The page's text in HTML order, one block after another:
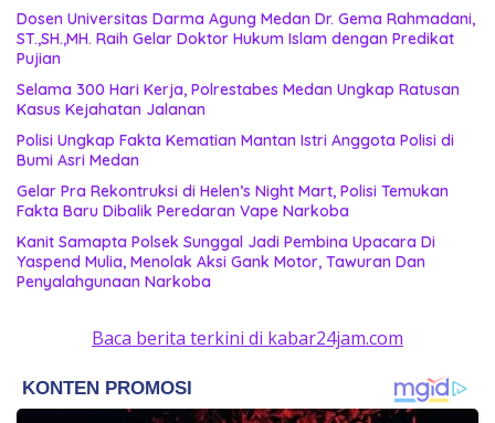
Dosen Universitas Darma Agung Medan Dr. Gema Rahmadani,
ST.,SH.,MH. Raih Gelar Doktor Hukum Islam dengan Predikat
Pujian
Selama 300 Hari Kerja, Polrestabes Medan Ungkap Ratusan
Kasus Kejahatan Jalanan
Polisi Ungkap Fakta Kematian Mantan Istri Anggota Polisi di
Bumi Asri Medan
Gelar Pra Rekontruksi di Helen’s Night Mart, Polisi Temukan
Fakta Baru Dibalik Peredaran Vape Narkoba
Kanit Samapta Polsek Sunggal Jadi Pembina Upacara Di
Yaspend Mulia, Menolak Aksi Gank Motor, Tawuran Dan
Penyalahgunaan Narkoba
Baca berita terkini di kabar24jam.com